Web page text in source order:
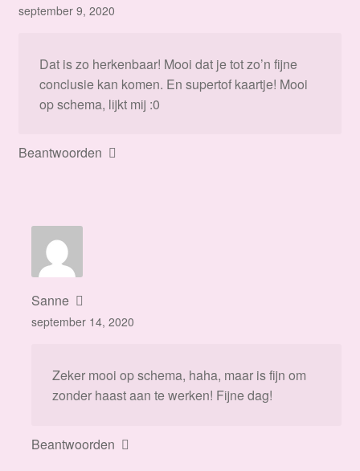
september 9, 2020
Dat is zo herkenbaar! Mooi dat je tot zo’n fijne
conclusie kan komen. En supertof kaartje! Mooi
op schema, lijkt mij :0
Beantwoorden
Sanne
september 14, 2020
Zeker mooi op schema, haha, maar is fijn om
zonder haast aan te werken! Fijne dag!
Beantwoorden